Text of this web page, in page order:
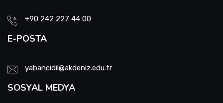
+90 242 227 44 00
E-POSTA
yabancidil@akdeniz.edu.tr
SOSYAL MEDYA